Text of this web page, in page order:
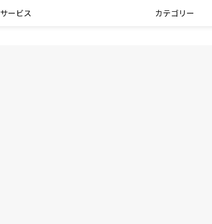
サービス カテゴリー